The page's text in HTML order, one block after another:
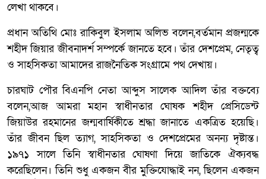
লেখা থাকবে।
প্রধান অতিথি মোঃ রাকিবুল ইসলাম অলিভ বলেন,বর্তমান প্রজন্মকে
শহীদ জিয়ার জীবনাদর্শ সম্পর্কে জানতে হবে। তাঁর দেশপ্রেম, নেতৃত্ব
ও সাহসিকতা আমাদের রাজনৈতিক সংগ্রামে পথ দেখায়।
চারঘাট পৌর বিএনপি নেতা আব্দুস সালেক আদিল তাঁর বক্তব্যে
বলেন,আজ আমরা মহান স্বাধীনতার ঘোষক শহীদ প্রেসিডেন্ট
জিয়াউর রহমানের জন্মবার্ষিকীতে শ্রদ্ধা জানাতে একত্রিত হয়েছি।
তাঁর জীবন ছিল ত্যাগ, সাহসিকতা ও দেশপ্রেমের অনন্য দৃষ্টান্ত।
১৯৭১ সালে তিনি স্বাধীনতার ঘোষণা দিয়ে জাতিকে ঐক্যবদ্ধ
করেছিলেন। তিনি শুধু একজন বীর মুক্তিযোদ্ধাই নন, ছিলেন একজন